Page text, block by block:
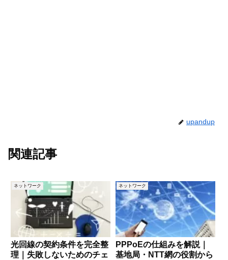
upandup
関連記事
ネットワーク
光回線の契約条件を完全整
理｜失敗しないためのチェ
ネットワーク
PPPoEの仕組みを解説｜
基地局・NTT網の役割から